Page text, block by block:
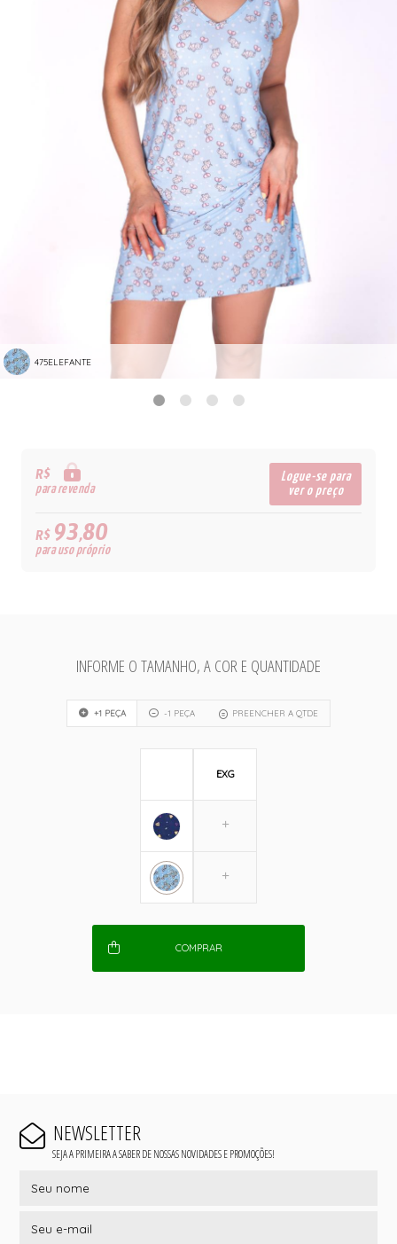
475ELEFANTE
R$
para revenda
Logue-se para
ver o preço
R$93,80
para uso próprio
INFORME O TAMANHO, A COR E QUANTIDADE
+1 PEÇA -1 PEÇA PREENCHER A QTDE
EXG
COMPRAR
NEWSLETTER
SEJA A PRIMEIRA A SABER DE NOSSAS NOVIDADES E PROMOÇÕES!